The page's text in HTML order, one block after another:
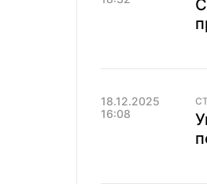
18.12.2025
16:08